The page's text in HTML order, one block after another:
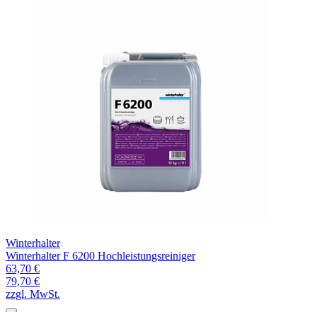
Winterhalter
Winterhalter F 6200 Hochleistungsreiniger
63,70 €
79,70 €
zzgl. MwSt.